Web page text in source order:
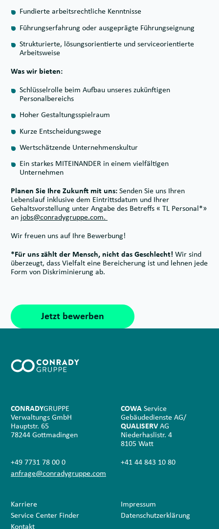
Fundierte arbeitsrechtliche Kenntnisse
Führungserfahrung oder ausgeprägte Führungseignung
Strukturierte, lösungsorientierte und serviceorientierte
Arbeitsweise
Was wir bieten:
Schlüsselrolle beim Aufbau unseres zukünftigen
Personalbereichs
Hoher Gestaltungsspielraum
Kurze Entscheidungswege
Wertschätzende Unternehmenskultur
Ein starkes MITEINANDER in einem vielfältigen
Unternehmen
Planen Sie Ihre Zukunft mit uns: Senden Sie uns Ihren
Lebenslauf inklusive dem Eintrittsdatum und Ihrer
Gehaltsvorstellung unter Angabe des Betreffs « TL Personal*»
an jobs@conradygruppe.com.
Wir freuen uns auf Ihre Bewerbung!
*Für uns zählt der Mensch, nicht das Geschlecht! Wir sind
überzeugt, dass Vielfalt eine Bereicherung ist und lehnen jede
Form von Diskriminierung ab.
Jetzt bewerben
CONRADYGRUPPE
Verwaltungs GmbH
Hauptstr. 65
78244 Gottmadingen
+49 7731 78 00 0
anfrage@conradygruppe.com
COWAService
Gebäudedienste AG/
QUALISERVAG
Niederhaslistr. 4
8105 Watt
+41 44 843 10 80
Karriere
Service Center Finder
Kontakt
Impressum
Datenschutz­erklärung